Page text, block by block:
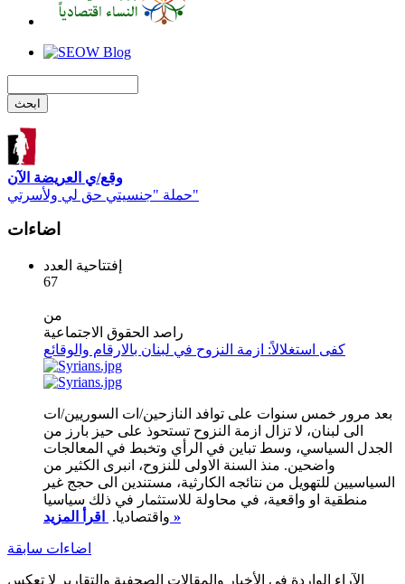
وقع/ي العريضة الآن
حملة "جنسيتي حق لي ولأسرتي"
اضاءات
إفتتاحية العدد
67
من
راصد الحقوق الاجتماعية
كفى استغلالاً: ازمة النزوح في لبنان بالارقام والوقائع
بعد مرور خمس سنوات على توافد النازحين/ات السوريين/ات
الى لبنان، لا تزال ازمة النزوح تستحوذ على حيز بارز من
الجدل السياسي، وسط تباين في الرأي وتخبط في المعالجات
واضحين. منذ السنة الاولى للنزوح، انبرى الكثير من
السياسيين للتهويل من نتائجه الكارثية، مستندين الى حجج غير
منطقية او واقعية، في محاولة للاستثمار في ذلك سياسيا
واقتصاديا. اقرأ المزيد »
اضاءات سابقة
الآراء الواردة في الأخبار والمقالات الصحفية والتقارير لا تعكس